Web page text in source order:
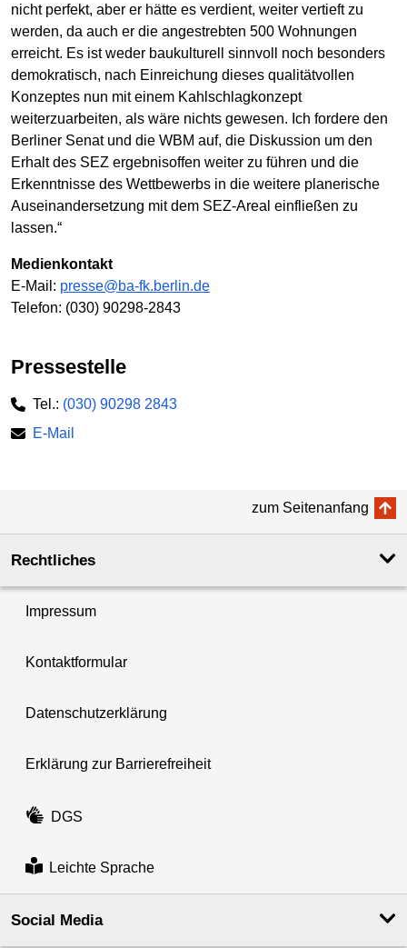
nicht perfekt, aber er hätte es verdient, weiter vertieft zu
werden, da auch er die angestrebten 500 Wohnungen
erreicht. Es ist weder baukulturell sinnvoll noch besonders
demokratisch, nach Einreichung dieses qualitätvollen
Konzeptes nun mit einem Kahlschlagkonzept
weiterzuarbeiten, als wäre nichts gewesen. Ich fordere den
Berliner Senat und die WBM auf, die Diskussion um den
Erhalt des SEZ ergebnisoffen weiter zu führen und die
Erkenntnisse des Wettbewerbs in die weitere planerische
Auseinandersetzung mit dem SEZ-Areal einfließen zu
lassen.“
Medienkontakt
E-Mail: presse@ba-fk.berlin.de
Telefon: (030) 90298-2843
Pressestelle
Tel.: (030) 90298 2843
E-Mail
zum Seitenanfang
Rechtliches
Impressum
Kontaktformular
Datenschutzerklärung
Erklärung zur Barrierefreiheit
DGS
Leichte Sprache
Social Media